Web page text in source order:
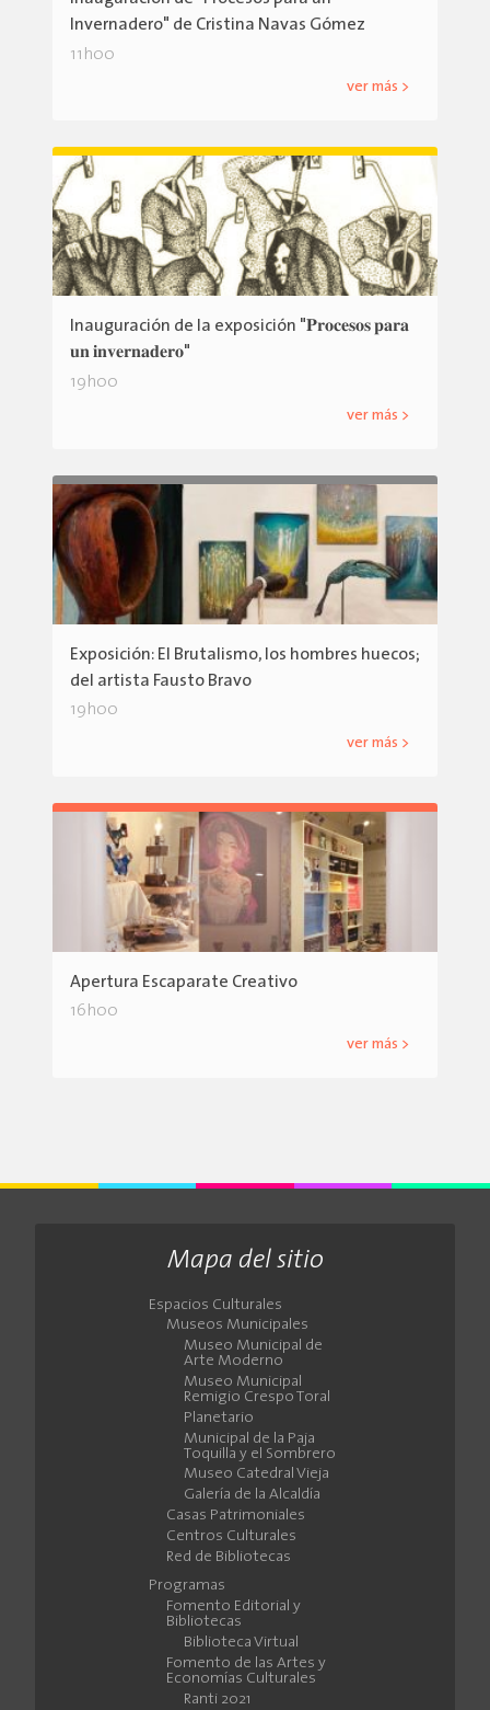
Invernadero" de Cristina Navas Gómez
11h00
ver más >
Inauguración de la exposición "𝐏𝐫𝐨𝐜𝐞𝐬𝐨𝐬 𝐩𝐚𝐫𝐚
𝐮𝐧 𝐢𝐧𝐯𝐞𝐫𝐧𝐚𝐝𝐞𝐫𝐨"
19h00
ver más >
Exposición: El Brutalismo, los hombres huecos;
del artista Fausto Bravo
19h00
ver más >
Apertura Escaparate Creativo
16h00
ver más >
Mapa del sitio
Espacios Culturales
Museos Municipales
Museo Municipal de
Arte Moderno
Museo Municipal
Remigio Crespo Toral
Planetario
Municipal de la Paja
Toquilla y el Sombrero
Museo Catedral Vieja
Galería de la Alcaldía
Casas Patrimoniales
Centros Culturales
Red de Bibliotecas
Programas
Fomento Editorial y
Bibliotecas
Biblioteca Virtual
Fomento de las Artes y
Economías Culturales
Ranti 2021